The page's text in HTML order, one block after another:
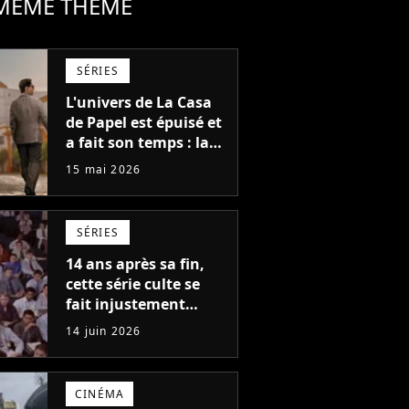
SÉRIES
L'univers de La Casa
de Papel est épuisé et
a fait son temps : la
saison 2 de Berlin est
qui ne fait pas
honneur à Pedro
Alonso
15 mai 2026
SÉRIES
14 ans après sa fin,
cette série culte se
fait injustement
critiquer, son acteur
la défend d'une façon
brillante
14 juin 2026
CINÉMA